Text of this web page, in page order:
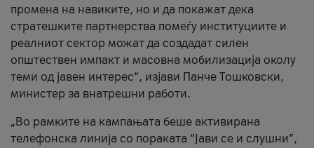
промена на навиките, но и да покажат дека
стратешките партнерства помеѓу институциите и
реалниот сектор можат да создадат силен
општествен импакт и масовна мобилизација околу
теми од јавен интерес“, изјави Панче Тошковски,
министер за внатрешни работи.
„Во рамките на кампањата беше активирана
телефонска линија со пораката “Јави се и слушни”,